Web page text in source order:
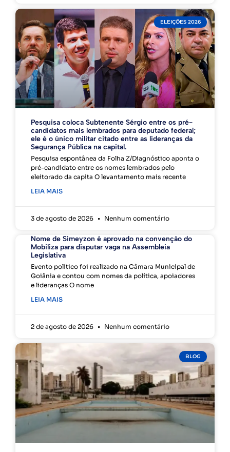
ELEIÇÕES 2026
Pesquisa coloca Subtenente Sérgio entre os pré-
candidatos mais lembrados para deputado federal;
ele é o único militar citado entre as lideranças da
Segurança Pública na capital.
Pesquisa espontânea da Folha Z/Diagnóstico aponta o
pré-candidato entre os nomes lembrados pelo
eleitorado da capita O levantamento mais recente
LEIA MAIS
3 de agosto de 2026 Nenhum comentário
Nome de Simeyzon é aprovado na convenção do
Mobiliza para disputar vaga na Assembleia
Legislativa
Evento político foi realizado na Câmara Municipal de
Goiânia e contou com nomes da política, apoiadores
e lideranças O nome
LEIA MAIS
2 de agosto de 2026 Nenhum comentário
BLOG